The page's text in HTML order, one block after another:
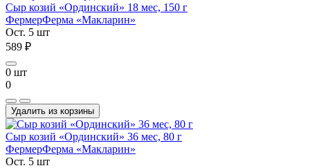
Сыр козий «Ординский» 18 мес, 150 г
ФермерФерма «Макларин»
Ост. 5 шт
589 ₽
0 шт
0
Удалить из корзины
Сыр козий «Ординский» 36 мес, 80 г
ФермерФерма «Макларин»
Ост. 5 шт